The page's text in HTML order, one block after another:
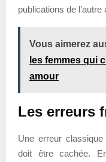
publications de
Vous aimerez
les femmes qui
amour
Les erreurs
Une erreur
doit être cachée.